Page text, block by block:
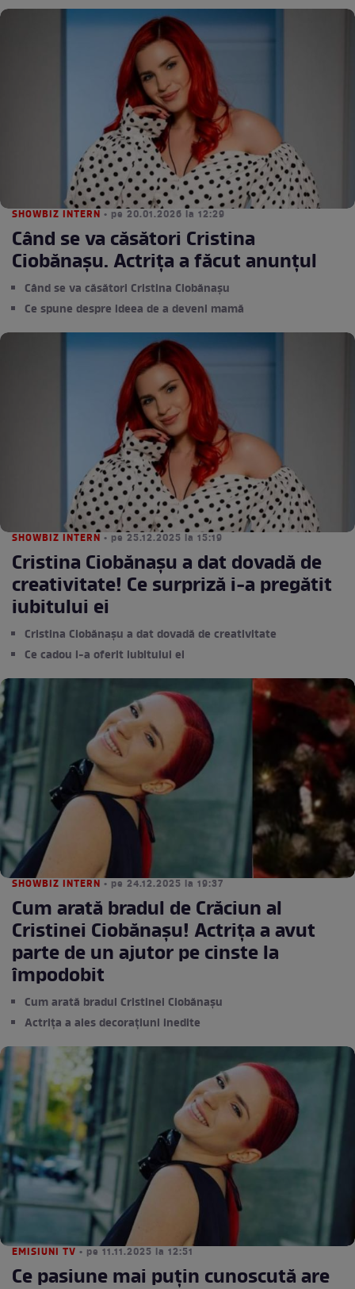
SHOWBIZ INTERN • pe 20.01.2026 la 12:29
Când se va căsători Cristina
Ciobănașu. Actrița a făcut anunțul
Când se va căsători Cristina Ciobănașu
Ce spune despre ideea de a deveni mamă
SHOWBIZ INTERN • pe 25.12.2025 la 15:19
Cristina Ciobănașu a dat dovadă de
creativitate! Ce surpriză i-a pregătit
iubitului ei
Cristina Ciobănașu a dat dovadă de creativitate
Ce cadou i-a oferit iubitului ei
SHOWBIZ INTERN • pe 24.12.2025 la 19:37
Cum arată bradul de Crăciun al
Cristinei Ciobănașu! Actrița a avut
parte de un ajutor pe cinste la
împodobit
Cum arată bradul Cristinei Ciobănașu
Actrița a ales decorațiuni inedite
EMISIUNI TV • pe 11.11.2025 la 12:51
Ce pasiune mai puțin cunoscută are